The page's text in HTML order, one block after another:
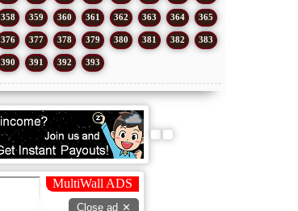
358 359 360 361 362 363 364 365
376 377 378 379 380 381 382 383
390 391 392 393